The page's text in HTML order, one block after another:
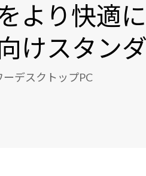
より快適
けスタン
デスクトップPC